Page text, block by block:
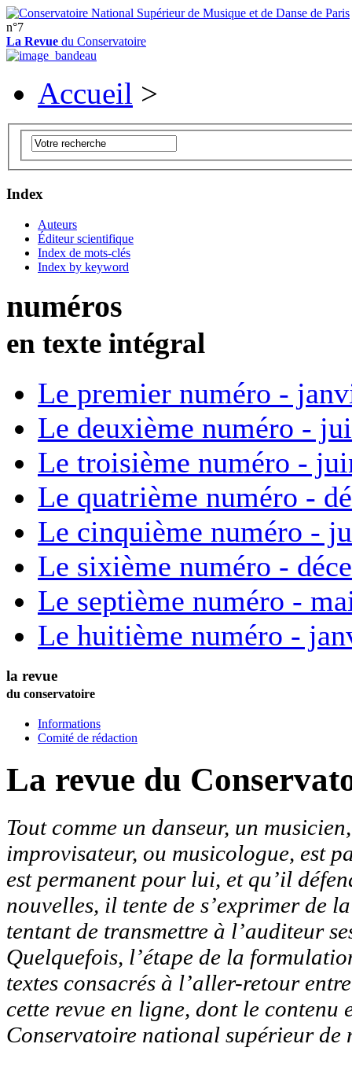
n°7
La Revue du Conservatoire
Accueil >
Index
Auteurs
Éditeur scientifique
Index de mots-clés
Index by keyword
numéros
en texte intégral
Le premier numéro -
Le deuxième numéro -
Le troisième numéro -
Le quatrième numéro -
Le cinquième numéro -
Le sixième numéro -
Le septième numéro -
Le huitième numéro -
la revue
du conservatoire
Informations
Comité de rédaction
La revue du
Tout comme un danseur, un
improvisateur, ou musicologue, est
est permanent pour lui, et qu’il
nouvelles, il tente de s’exprimer de
tentant de transmettre à l’auditeur
Quelquefois, l’étape de la
textes consacrés à l’aller-retour
cette revue en ligne, dont le contenu
Conservatoire national supérieur de